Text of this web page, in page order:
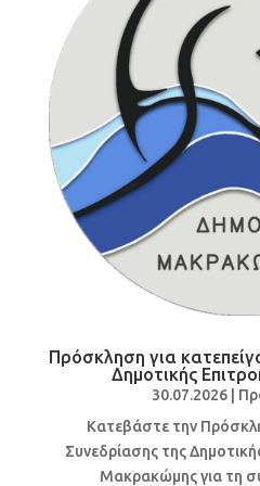
Πρόσκληση για
Δημοτικής
30.07.2026|
Κατεβάστε την
Συνεδρίασης της
Μακρακώμης για τη